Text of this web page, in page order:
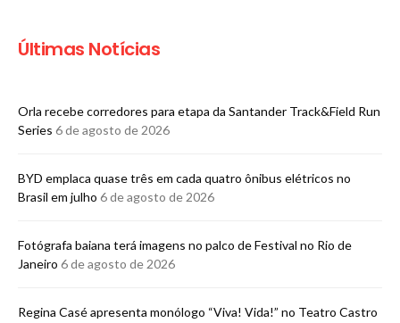
Últimas Notícias
Orla recebe corredores para etapa da Santander Track&Field Run
Series 6 de agosto de 2026
BYD emplaca quase três em cada quatro ônibus elétricos no
Brasil em julho 6 de agosto de 2026
Fotógrafa baiana terá imagens no palco de Festival no Rio de
Janeiro 6 de agosto de 2026
Regina Casé apresenta monólogo “Viva! Vida!” no Teatro Castro